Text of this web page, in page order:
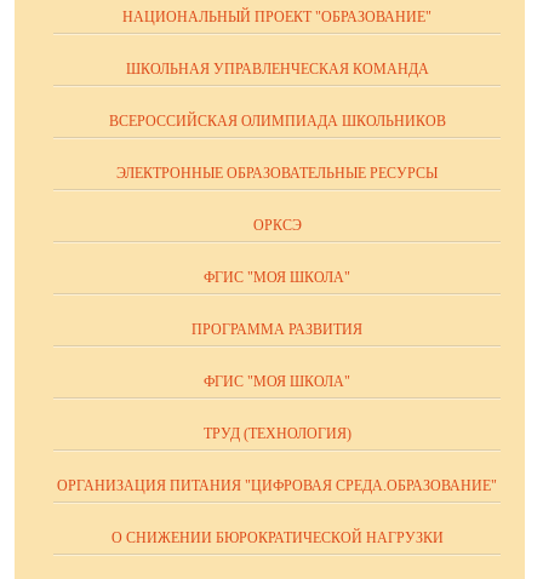
НАЦИОНАЛЬНЫЙ ПРОЕКТ "ОБРАЗОВАНИЕ"
ШКОЛЬНАЯ УПРАВЛЕНЧЕСКАЯ КОМАНДА
ВСЕРОССИЙСКАЯ ОЛИМПИАДА ШКОЛЬНИКОВ
ЭЛЕКТРОННЫЕ ОБРАЗОВАТЕЛЬНЫЕ РЕСУРСЫ
ОРКСЭ
ФГИС "МОЯ ШКОЛА"
ПРОГРАММА РАЗВИТИЯ
ФГИС "МОЯ ШКОЛА"
ТРУД (ТЕХНОЛОГИЯ)
ОРГАНИЗАЦИЯ ПИТАНИЯ "ЦИФРОВАЯ СРЕДА.ОБРАЗОВАНИЕ"
О СНИЖЕНИИ БЮРОКРАТИЧЕСКОЙ НАГРУЗКИ